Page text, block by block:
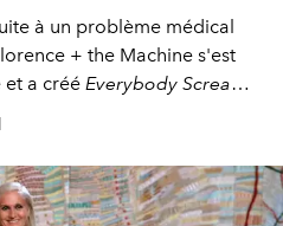
à un problème médical
+ the Machine s'est
et a créé Everybody Scream